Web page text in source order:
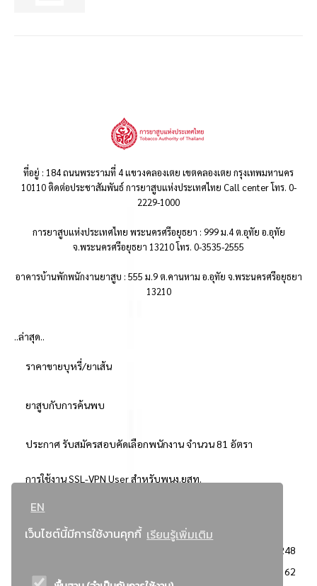
EN
เว็บไซต์นี้มีการใช้งานคุกกี้ เรียนรู้เพิ่มเติม
ที่อยู่ : 184 ถนนพระรามที่ 4 แขวงคลองเตย เขตคลองเตย กรุงเทพมหานคร
10110 ติดต่อประชาสัมพันธ์ การยาสูบแห่งประเทศไทย Call center โทร. 0-
2229-1000
การยาสูบแห่งประเทศไทย พระนครศรีอยุธยา : 999 ม.4 ต.อุทัย อ.อุทัย
จ.พระนครศรีอยุธยา 13210 โทร. 0-3535-2555
อาคารบ้านพักพนักงานยาสูบ : 555 ม.9 ต.คานหาม อ.อุทัย จ.พระนครศรีอยุธยา
13210
..ล่าสุด..
ราคาขายบุหรี่/ยาเส้น
ยาสูบกับการค้นพบ
ประกาศ รับสมัครสอบคัดเลือกพนักงาน จำนวน 81 อัตรา
การใช้งาน SSL-VPN User สำหรับพนง.ยสท.
..ยอดนิยม..
3248
2362